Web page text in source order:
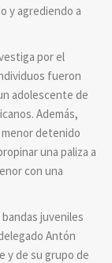
y agrediendo a
por el
fueron
adolescente de
Además,
detenido
una paliza a
con una
juveniles
Antón
y de su grupo de